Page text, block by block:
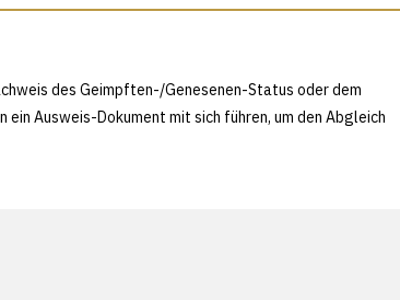
des Geimpften-/Genesenen-Status oder dem
Ausweis-Dokument mit sich führen, um den Abgleich